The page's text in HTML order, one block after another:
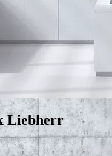
Liebherr